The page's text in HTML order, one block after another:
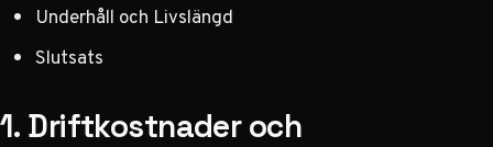
Underhåll och Livslängd
Slutsats
1. Driftkostnader och